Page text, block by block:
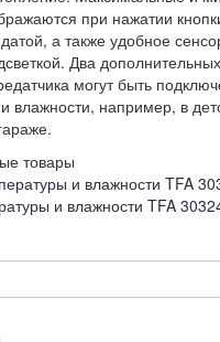
при нажатии
а также удобное
Два
могут быть
влажности, например, в
товары
и влажности TFA